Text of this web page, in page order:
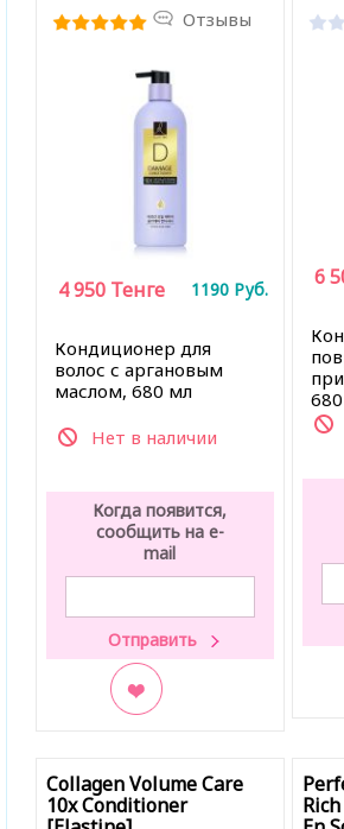
Отзывы
Кондиционер для
волос с аргановым
маслом, 680 мл
Нет в наличии
4 950 Тенге 1190 Руб.
Когда появится,
сообщить на e-
mail
6
Collagen Volume Care
10x Conditioner